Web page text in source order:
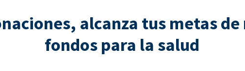
alcanza tus metas
fondos para la salud